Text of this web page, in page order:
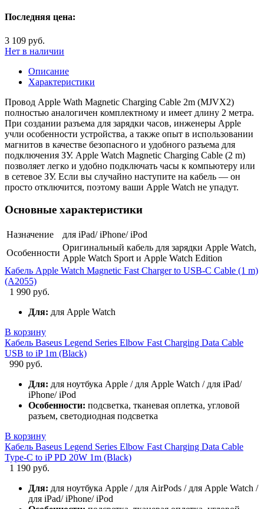
Последняя цена:
3 109 руб.
Нет в наличии
Описание
Характеристики
Провод Apple Wath Magnetic Charging Cable 2m (MJVX2)
полностью аналогичен комплектному и имеет длину 2 метра.
При создании разъема для зарядки часов, инженеры Apple
учли особенности устройства, а также опыт в использовании
магнитов в качестве безопасного и удобного разъема для
подключения ЗУ. Apple Watch Magnetic Charging Cable (2 m)
позволяет легко и удобно подключать часы к компьютеру или
в сетевое ЗУ. Если вы случайно наступите на кабель — он
просто отключится, поэтому ваши Apple Watch не упадут.
Основные характеристики
Назначение
для iPad/ iPhone/ iPod
Особенности
Оригинальный кабель для зарядки Apple Watch,
Apple Watch Sport и Apple Watch Edition
Кабель Apple Watch Magnetic Fast Charger to USB-C Cable (1 m)
(A2055)
1 990 руб.
Для: для Apple Watch
В корзину
Кабель Baseus Legend Series Elbow Fast Charging Data Cable
USB to iP 1m (Black)
990 руб.
Для: для ноутбука Apple / для Apple Watch / для iPad/
iPhone/ iPod
Особенности: подсветка, тканевая оплетка, угловой
разъем, светодиодная подсветка
В корзину
Кабель Baseus Legend Series Elbow Fast Charging Data Cable
Type-C to iP PD 20W 1m (Black)
1 190 руб.
Для: для ноутбука Apple / для AirPods / для Apple Watch /
для iPad/ iPhone/ iPod